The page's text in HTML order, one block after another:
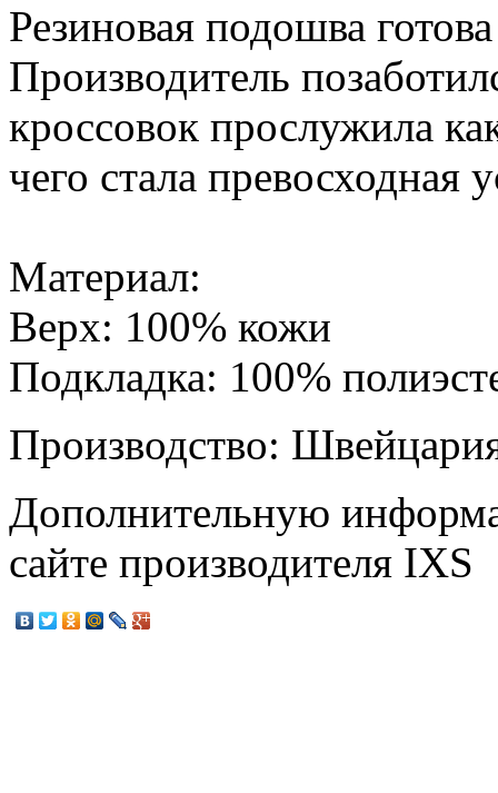
Резиновая подошва
Производитель
кроссовок прослужила
чего стала превосходная
Материал:
Верх: 100% кожи
Подкладка: 100%
Производство:
Дополнительную
сайте производителя IXS